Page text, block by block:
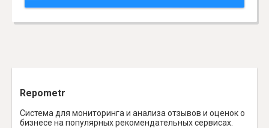
Repometr
Система для мониторинга и анализа отзывов и оценок о
бизнесе на популярных рекомендательных сервисах.